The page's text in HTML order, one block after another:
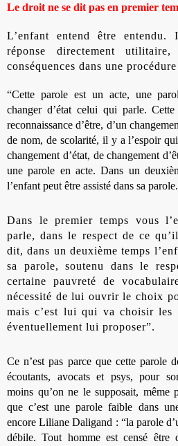
Le droit ne se dit pas en premier
L’enfant entend être entendu.
réponse directement
conséquences dans une
“Cette parole est un acte, une
changer d’état celui qui parle.
reconnaissance d’être, d’un
de nom, de scolarité, il y a l’espoir
changement d’état, de changement
une parole en acte. Dans un
l’enfant peut être assisté dans sa parole.
Dans le premier temps vous
parle, dans le respect de ce
dit, dans un deuxième temps
sa parole, soutenu dans le
certaine pauvreté de
nécessité de lui ouvrir le choix
mais c’est lui qui va choisir les
éventuellement lui proposer”.
Ce n’est pas parce que cette parole
écoutants, avocats et psys, pour
moins qu’on ne le supposait, même
que c’est une parole faible dans
encore Liliane Daligand : “la parole
débile. Tout homme est censé être